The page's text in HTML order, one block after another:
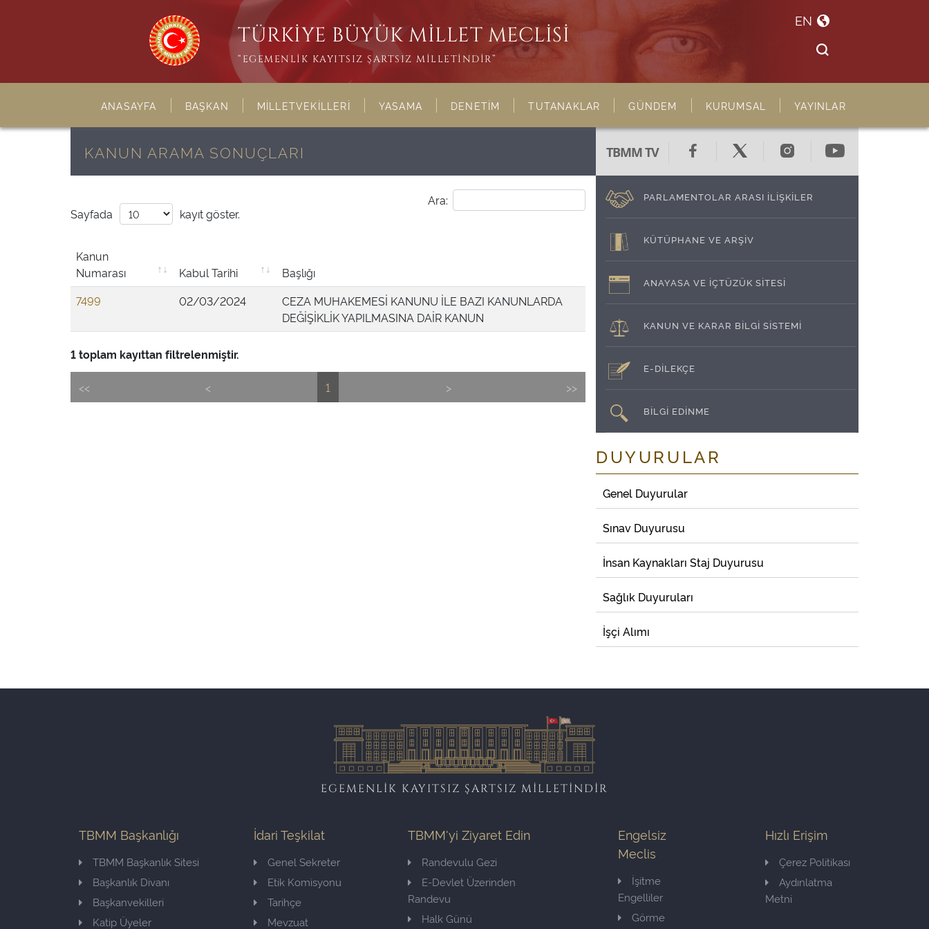
TÜRKİYE BÜYÜK MİLLET MECLİSİ
“EGEMENLİK KAYITSIZ ŞARTSIZ MİLLETİNDİR”
EN
ANASAYFA BAŞKAN MİLLETVEKİLLERİ YASAMA DENETİM TUTANAKLAR GÜNDEM KURUMSAL YAYINLAR
KANUN ARAMA SONUÇLARI
Ara:
Sayfada
kayıt göster.
Kanun
Numarası
Kabul Tarihi
Başlığı
7499
02/03/2024
CEZA MUHAKEMESİ KANUNU İLE BAZI KANUNLARDA
DEĞİŞİKLİK YAPILMASINA DAİR KANUN
1 toplam kayıttan filtrelenmiştir.
<< < 1 > >>
TBMM TV
PARLAMENTOLAR ARASI İLİŞKİLER
KÜTÜPHANE VE ARŞİV
ANAYASA VE İÇTÜZÜK SİTESİ
KANUN VE KARAR BİLGİ SİSTEMİ
E-DİLEKÇE
BİLGİ EDİNME
DUYURULAR
Genel Duyurular
Sınav Duyurusu
İnsan Kaynakları Staj Duyurusu
Sağlık Duyuruları
İşçi Alımı
EGEMENLİK KAYITSIZ ŞARTSIZ MİLLETİNDİR
TBMM Başkanlığı
TBMM Başkanlık Sitesi
Başkanlık Divanı
Başkanvekilleri
Katip Üyeler
İdari Teşkilat
Genel Sekreter
Etik Komisyonu
Tarihçe
Mevzuat
TBMM'yi Ziyaret Edin
Randevulu Gezi
E-Devlet Üzerinden
Randevu
Halk Günü
Engelsiz
Meclis
İşitme
Engelliler
Görme
Hızlı Erişim
Çerez Politikası
Aydınlatma
Metni